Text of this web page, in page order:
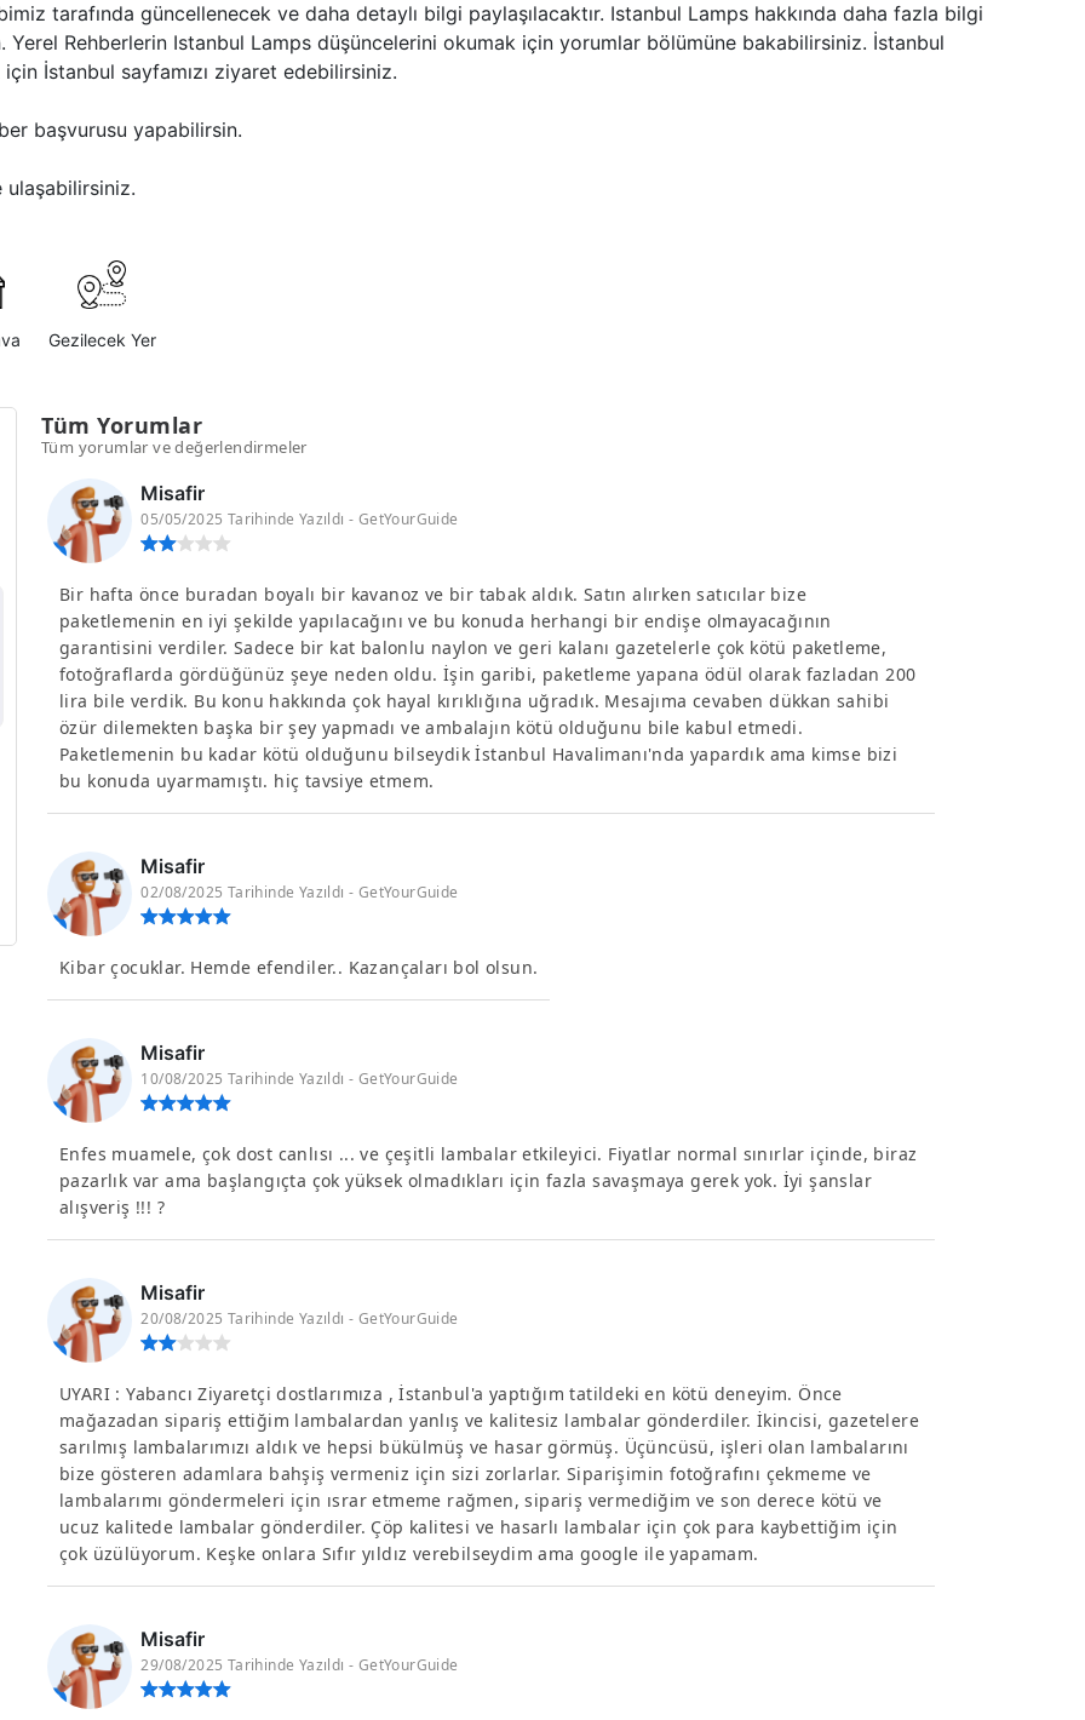
tarafında güncellenecek ve daha detaylı bilgi paylaşılacaktır. Istanbul Lamps hakkında daha fazla bilgi
Rehberlerin Istanbul Lamps düşüncelerini okumak için yorumlar bölümüne bakabilirsiniz. İstanbul
İstanbul sayfamızı ziyaret edebilirsiniz.
başvurusu yapabilirsin.
ulaşabilirsiniz.
Gezilecek Yer
Tüm Yorumlar
Tüm yorumlar ve değerlendirmeler
Misafir
05/05/2025 Tarihinde Yazıldı - GetYourGuide
Bir hafta önce buradan boyalı bir kavanoz ve bir tabak aldık. Satın alırken satıcılar bize
paketlemenin en iyi şekilde yapılacağını ve bu konuda herhangi bir endişe olmayacağının
garantisini verdiler. Sadece bir kat balonlu naylon ve geri kalanı gazetelerle çok kötü paketleme,
fotoğraflarda gördüğünüz şeye neden oldu. İşin garibi, paketleme yapana ödül olarak fazladan 200
lira bile verdik. Bu konu hakkında çok hayal kırıklığına uğradık. Mesajıma cevaben dükkan sahibi
özür dilemekten başka bir şey yapmadı ve ambalajın kötü olduğunu bile kabul etmedi.
Paketlemenin bu kadar kötü olduğunu bilseydik İstanbul Havalimanı'nda yapardık ama kimse bizi
bu konuda uyarmamıştı. hiç tavsiye etmem.
Misafir
02/08/2025 Tarihinde Yazıldı - GetYourGuide
Kibar çocuklar. Hemde efendiler.. Kazançaları bol olsun.
Misafir
10/08/2025 Tarihinde Yazıldı - GetYourGuide
Enfes muamele, çok dost canlısı ... ve çeşitli lambalar etkileyici. Fiyatlar normal sınırlar içinde, biraz
pazarlık var ama başlangıçta çok yüksek olmadıkları için fazla savaşmaya gerek yok. İyi şanslar
alışveriş !!! ?
Misafir
20/08/2025 Tarihinde Yazıldı - GetYourGuide
UYARI : Yabancı Ziyaretçi dostlarımıza , İstanbul'a yaptığım tatildeki en kötü deneyim. Önce
mağazadan sipariş ettiğim lambalardan yanlış ve kalitesiz lambalar gönderdiler. İkincisi, gazetelere
sarılmış lambalarımızı aldık ve hepsi bükülmüş ve hasar görmüş. Üçüncüsü, işleri olan lambalarını
bize gösteren adamlara bahşiş vermeniz için sizi zorlarlar. Siparişimin fotoğrafını çekmeme ve
lambalarımı göndermeleri için ısrar etmeme rağmen, sipariş vermediğim ve son derece kötü ve
ucuz kalitede lambalar gönderdiler. Çöp kalitesi ve hasarlı lambalar için çok para kaybettiğim için
çok üzülüyorum. Keşke onlara Sıfır yıldız verebilseydim ama google ile yapamam.
Misafir
29/08/2025 Tarihinde Yazıldı - GetYourGuide